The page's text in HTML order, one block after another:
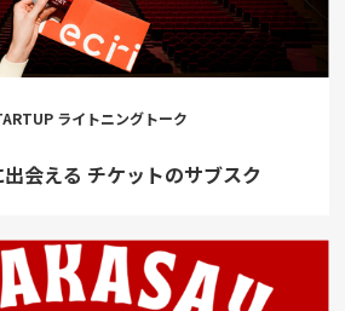
ライトニングトーク
会える チケットのサブスク